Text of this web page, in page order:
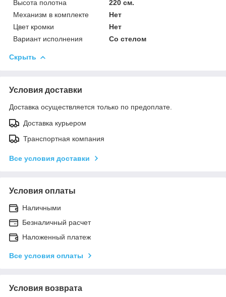
Высота полотна
220 см.
Механизм в комплекте
Нет
Цвет кромки
Нет
Вариант исполнения
Со стелом
Скрыть
Условия доставки
Доставка осуществляется только по предоплате.
Доставка курьером
Транспортная компания
Все условия доставки
Условия оплаты
Наличными
Безналичный расчет
Наложенный платеж
Все условия оплаты
Условия возврата